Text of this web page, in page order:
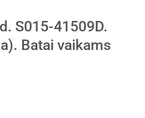
S015-41509D.
Batai vaikams